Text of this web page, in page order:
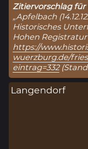
Zitiervorschlag für
„Apfelbach
Historisches
Hohen Registratur
https://
wuerzburg.de/
eintrag=332
Langendorf